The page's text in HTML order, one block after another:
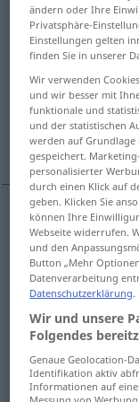
Übersicht aller
(Für mehr Details die
kitten
catkin, tail,
Kätzchen → siehe „
kitten Kätzchen
puss(y),kitty
ändern oder Ihre
Privatsphäre-
Einstellungen gelten
finden Sie in unserer
Wir verwenden
und wir besser mit
funktionale und
und der statistischen
werden auf
gespeichert.
personalisierter
durch einen Klick auf
geben. Klicken Sie
können Ihre
Webseite widerrufen.
und den
Button „Mehr
Datenverarbeitung
Datenschutzerklärung.
Wir und unsere
Folgendes
Genaue Geolocation-
Identifikation aktiv
Informationen auf
Messung von